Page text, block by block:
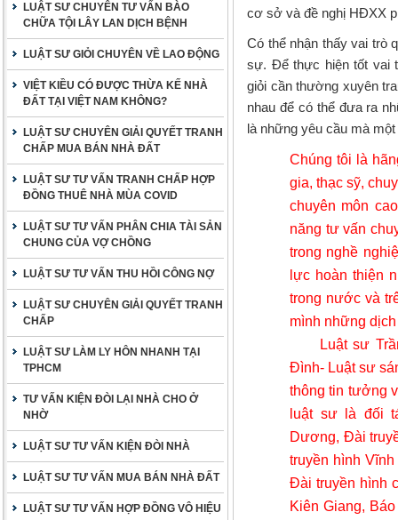
LUẬT SƯ CHUYÊN TƯ VẤN BÀO
CHỮA TỘI LÂY LAN DỊCH BỆNH
LUẬT SƯ GIỎI CHUYÊN VỀ LAO ĐỘNG
VIỆT KIỀU CÓ ĐƯỢC THỪA KẾ NHÀ
ĐẤT TẠI VIỆT NAM KHÔNG?
LUẬT SƯ CHUYÊN GIẢI QUYẾT TRANH
CHẤP MUA BÁN NHÀ ĐẤT
LUẬT SƯ TƯ VẤN TRANH CHẤP HỢP
ĐỒNG THUÊ NHÀ MÙA COVID
LUẬT SƯ TƯ VẤN PHÂN CHIA TÀI SẢN
CHUNG CỦA VỢ CHỒNG
LUẬT SƯ TƯ VẤN THU HỒI CÔNG NỢ
LUẬT SƯ CHUYÊN GIẢI QUYẾT TRANH
CHẤP
LUẬT SƯ LÀM LY HÔN NHANH TẠI
TPHCM
TƯ VẤN KIỆN ĐÒI LẠI NHÀ CHO Ở
NHỜ
LUẬT SƯ TƯ VẤN KIỆN ĐÒI NHÀ
LUẬT SƯ TƯ VẤN MUA BÁN NHÀ ĐẤT
LUẬT SƯ TƯ VẤN HỢP ĐỒNG VÔ HIỆU
cơ sở và đề nghị HĐXX
Có thể nhận thấy vai trò
sự. Để thực hiện tốt vai
giỏi cần thường xuyên
nhau để có thể đưa ra
là những yêu cầu mà
Chúng tôi là
gia, thạc sỹ,
chuyên môn
năng tư vấn
trong nghề
lực hoàn thiện
trong nước và
mình những
Luật sư
Đình- Luật sư
thông tin tưởng
luật sư là đối
Dương, Đài
truyền hình
Đài truyền hình
Kiên Giang,